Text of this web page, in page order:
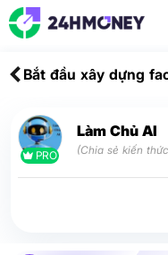
Bắt đầu xây dựng
PRO
Làm Chủ AI
(Chia sẻ kiến